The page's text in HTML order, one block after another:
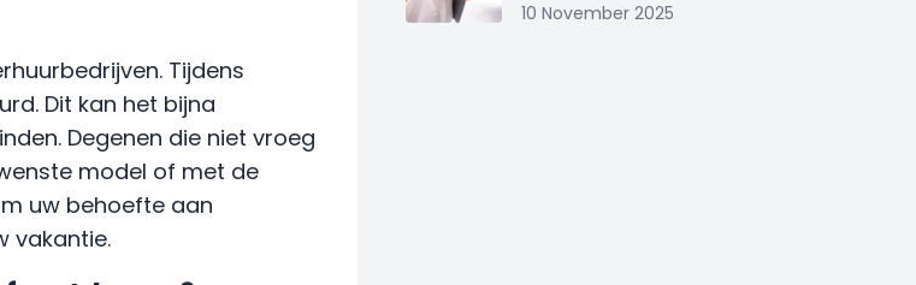
Tijdens
Dit kan het bijna
Degenen die niet vroeg
model of met de
uw behoefte aan
vakantie.
10 November 2025